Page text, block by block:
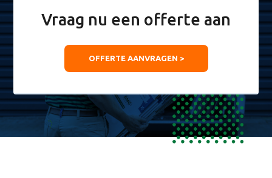
Vraag nu een offerte aan
OFFERTE AANVRAGEN >